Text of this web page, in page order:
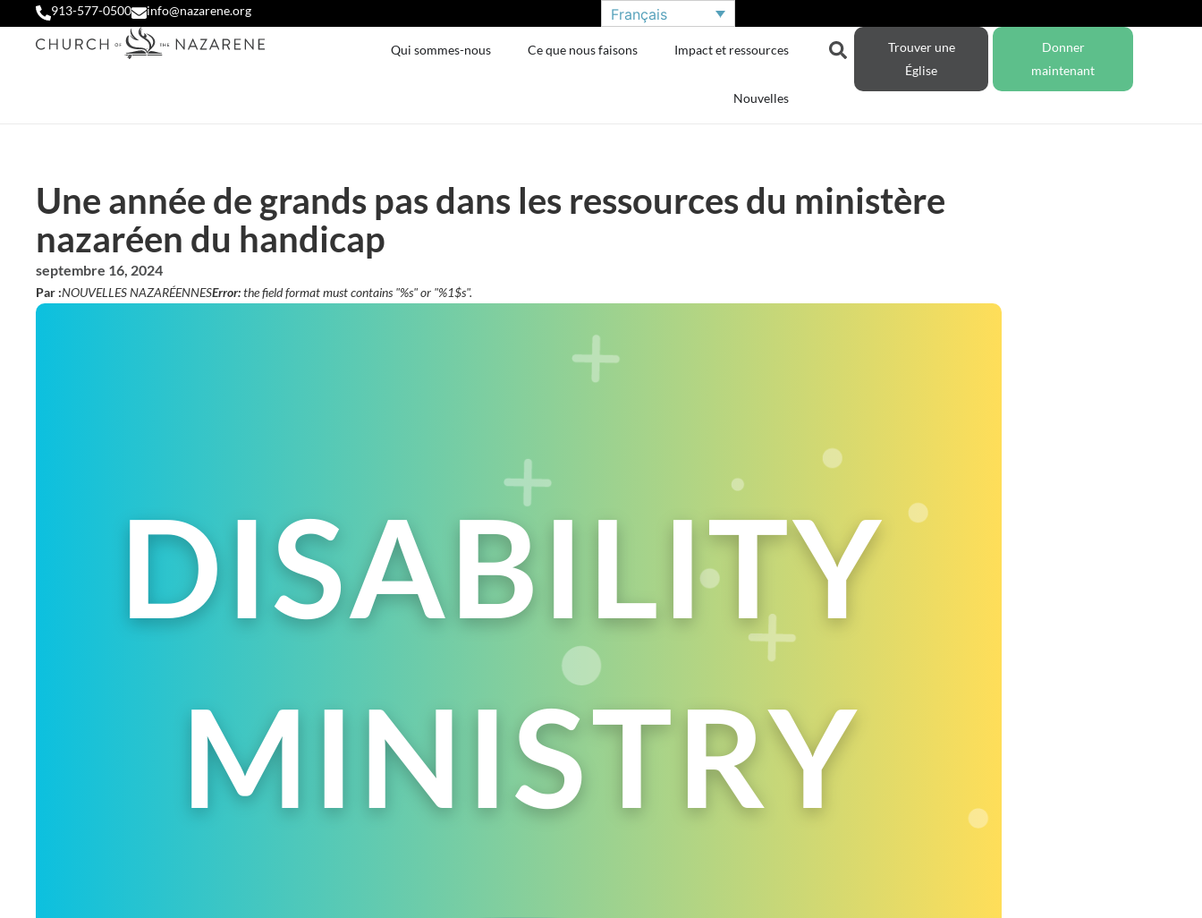
913-577-0500 info@nazarene.org Français
Qui sommes-nous Ce que nous faisons Impact et ressources
Nouvelles
Trouver une
Église
Donner
maintenant
Une année de grands pas dans les ressources du ministère
nazaréen du handicap
septembre 16, 2024
Par :NOUVELLES NAZARÉENNESError:the field format must contains "%s" or "%1$s".